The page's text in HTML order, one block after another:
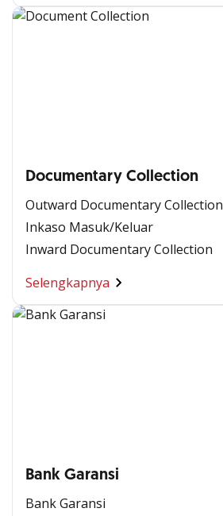
Documentary Collection
Outward Documentary Collection
Inkaso Masuk/Keluar
Inward Documentary Collection
Selengkapnya
Bank Garansi
Bank Garansi